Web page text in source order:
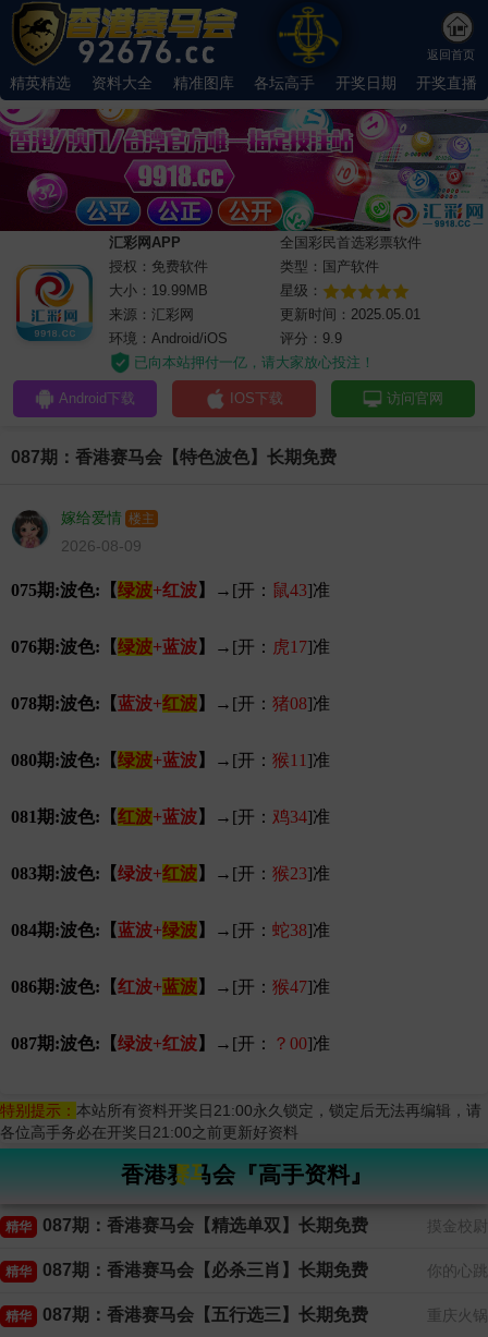
返回首页
精英精选 资料大全 精准图库 各坛高手 开奖日期 开奖直播
汇彩网APP
授权：免费软件
大小：19.99MB
来源：汇彩网
环境：Android/iOS
全国彩民首选彩票软件
类型：国产软件
星级：
更新时间：2025.05.01
评分：9.9
已向本站押付一亿，请大家放心投注！
Android下载 IOS下载 访问官网
087期：香港赛马会【特色波色】长期免费
嫁给爱情 楼主
2026-08-09
075期:波色:【绿波+红波】 →[开： 鼠43]准
076期:波色:【绿波+蓝波】 →[开： 虎17]准
078期:波色:【蓝波+红波】 →[开： 猪08]准
080期:波色:【绿波+蓝波】 →[开： 猴11 ]准
081期:波色:【红波+蓝波】 →[开： 鸡34]准
083期:波色:【绿波+红波】 →[开： 猴23]准
084期:波色:【蓝波+绿波】 →[开： 蛇38]准
086期:波色:【红波+蓝波】 →[开： 猴47]准
087期:波色:【绿波+红波】 →[开： ？00]准
特别提示： 本站所有资料开奖日21:00永久锁定，锁定后无法再编辑，请
各位高手务必在开奖日21:00之前更新好资料
香港赛马会『高手资料』
摸金校尉
精华 087期：香港赛马会【精选单双】长期免费
你的心跳
精华 087期：香港赛马会【必杀三肖】长期免费
重庆火锅
精华 087期：香港赛马会【五行选三】长期免费